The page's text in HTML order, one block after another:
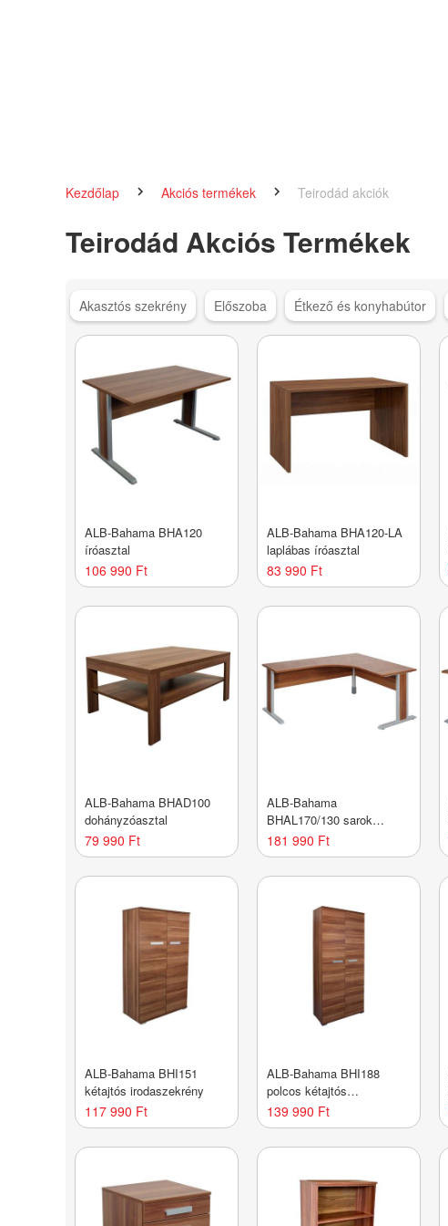
Kezdőlap Akciós termékek Teirodád akciók
Teirodád Akciós Termékek
Akasztós szekrény Előszoba Étkező és konyhabútor
ALB-Bahama BHA120
íróasztal
106 990 Ft
ALB-Bahama BHA120-LA
laplábas íróasztal
83 990 Ft
ALB-Bahama BHAD100
dohányzóasztal
79 990 Ft
ALB-Bahama
BHAL170/130 sarok
íróasztal (balos)
181 990 Ft
ALB-Bahama BHI151
kétajtós irodaszekrény
117 990 Ft
ALB-Bahama BHI188
polcos kétajtós
irodaszekrény
139 990 Ft